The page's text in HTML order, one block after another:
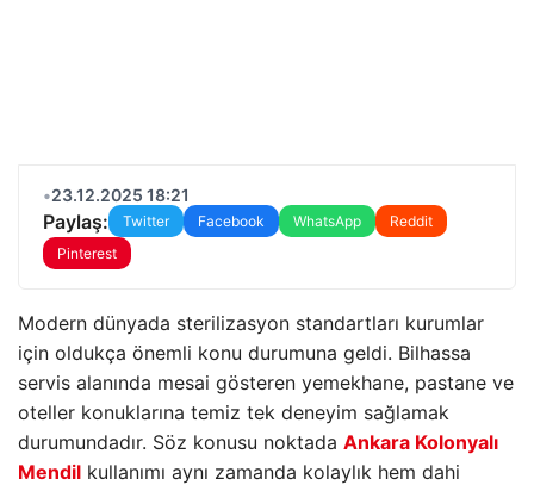
•23.12.2025 18:21
Paylaş: Twitter Facebook WhatsApp
Reddit
Pinterest
Modern dünyada sterilizasyon standartları kurumlar
için oldukça önemli konu durumuna geldi. Bilhassa
servis alanında mesai gösteren yemekhane, pastane ve
oteller konuklarına temiz tek deneyim sağlamak
durumundadır. Söz konusu noktada Ankara Kolonyalı
Mendil kullanımı aynı zamanda kolaylık hem dahi